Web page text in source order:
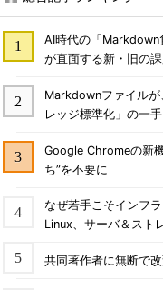
AI時代の「Markdown
が直面する新・旧の
Markdownファイル
レッジ標準化」の一手
Google Chromeの新
ち”を不要に
なぜ若手こそインフ
Linux、サーバ＆スト
共同著作者に無断で